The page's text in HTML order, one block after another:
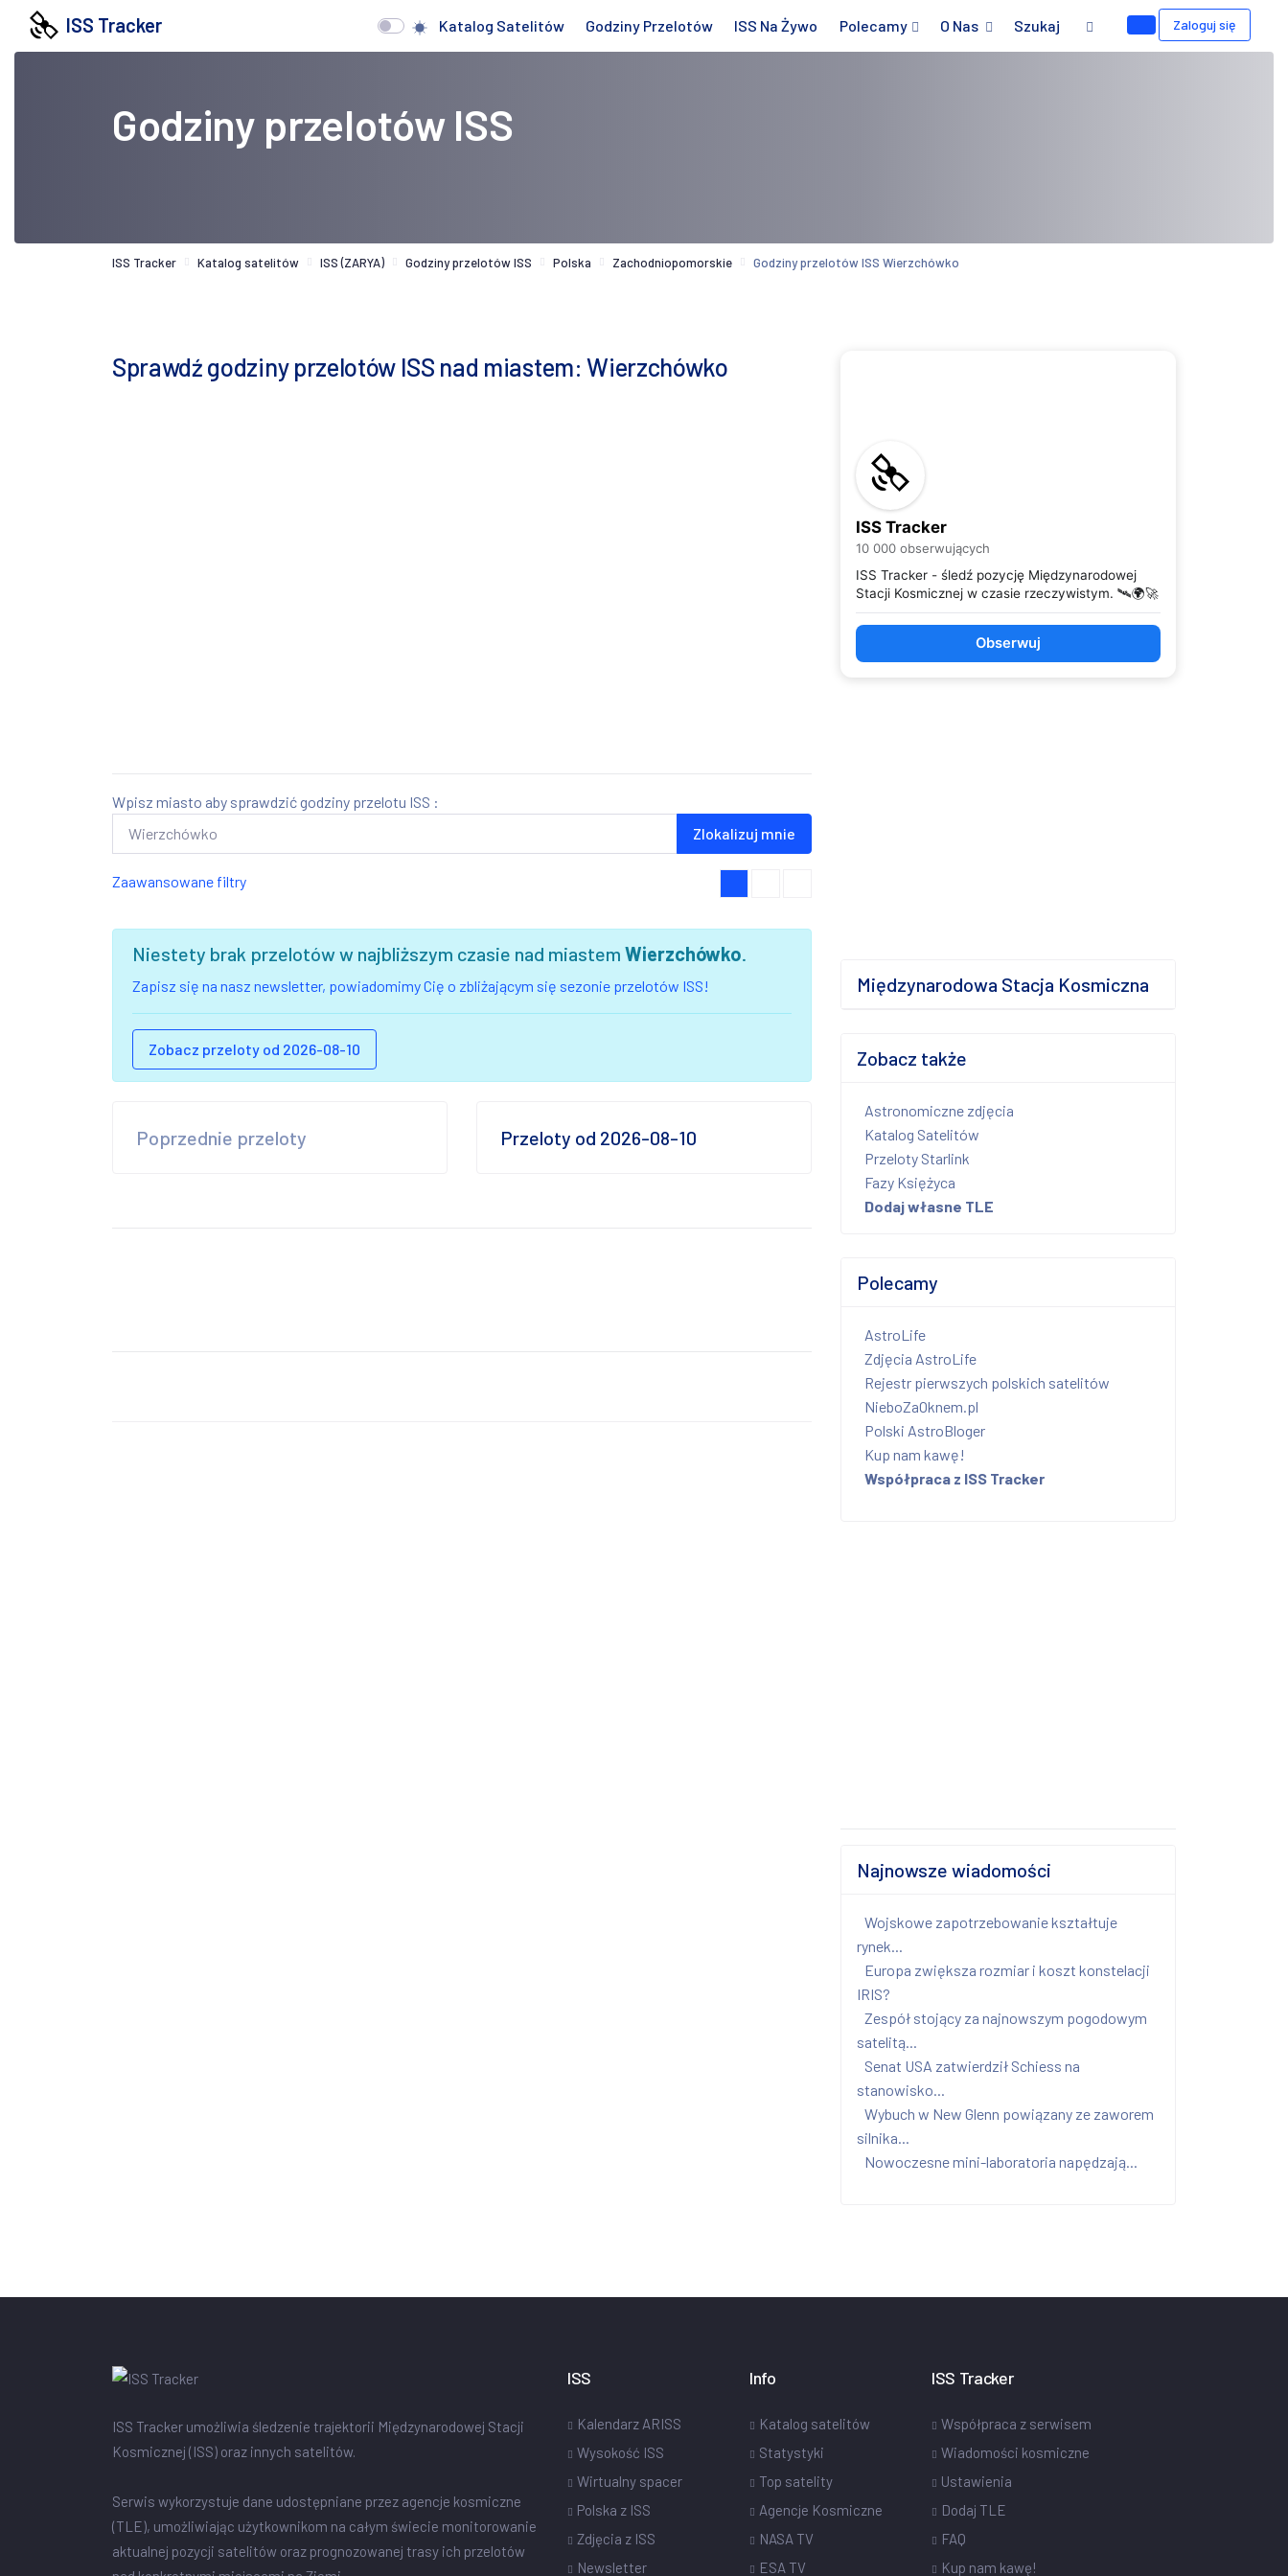
ISS Tracker Katalog Satelitów Godziny Przelotów ISS Na Żywo Polecamy O Nas Szukaj Zaloguj się
Godziny przelotów ISS
ISS Tracker Katalog satelitów ISS (ZARYA) Godziny przelotów ISS Polska Zachodniopomorskie Godziny przelotów ISS Wierzchówko
Sprawdź godziny przelotów ISS nad miastem: Wierzchówko
Wpisz miasto aby sprawdzić godziny przelotu ISS :
Zlokalizuj mnie
Zaawansowane filtry
Niestety brak przelotów w najbliższym czasie nad miastem Wierzchówko.
Zapisz się na nasz newsletter, powiadomimy Cię o zbliżającym się sezonie przelotów ISS!
Zobacz przeloty od 2026-08-10
Poprzednie przeloty Przeloty od 2026-08-10
ISS Tracker
10 000 obserwujących
ISS Tracker - śledź pozycję Międzynarodowej
Stacji Kosmicznej w czasie rzeczywistym. 🛰️🌍🚀
Obserwuj
Międzynarodowa Stacja Kosmiczna
Zobacz także
Astronomiczne zdjęcia
Katalog Satelitów
Przeloty Starlink
Fazy Księżyca
Dodaj własne TLE
Polecamy
AstroLife
Zdjęcia AstroLife
Rejestr pierwszych polskich satelitów
NieboZaOknem.pl
Polski AstroBloger
Kup nam kawę!
Współpraca z ISS Tracker
Najnowsze wiadomości
Wojskowe zapotrzebowanie kształtuje
rynek...
Europa zwiększa rozmiar i koszt konstelacji
IRIS?
Zespół stojący za najnowszym pogodowym
satelitą...
Senat USA zatwierdził Schiess na
stanowisko...
Wybuch w New Glenn powiązany ze zaworem
silnika...
Nowoczesne mini-laboratoria napędzają...
ISS Tracker umożliwia śledzenie trajektorii Międzynarodowej Stacji
Kosmicznej (ISS) oraz innych satelitów.
Serwis wykorzystuje dane udostępniane przez agencje kosmiczne
(TLE), umożliwiając użytkownikom na całym świecie monitorowanie
aktualnej pozycji satelitów oraz prognozowanej trasy ich przelotów
ISS
Kalendarz ARISS
Wysokość ISS
Wirtualny spacer
Polska z ISS
Zdjęcia z ISS
Newsletter
Info
Katalog satelitów
Statystyki
Top satelity
Agencje Kosmiczne
NASA TV
ESA TV
ISS Tracker
Współpraca z serwisem
Wiadomości kosmiczne
Ustawienia
Dodaj TLE
FAQ
Kup nam kawę!